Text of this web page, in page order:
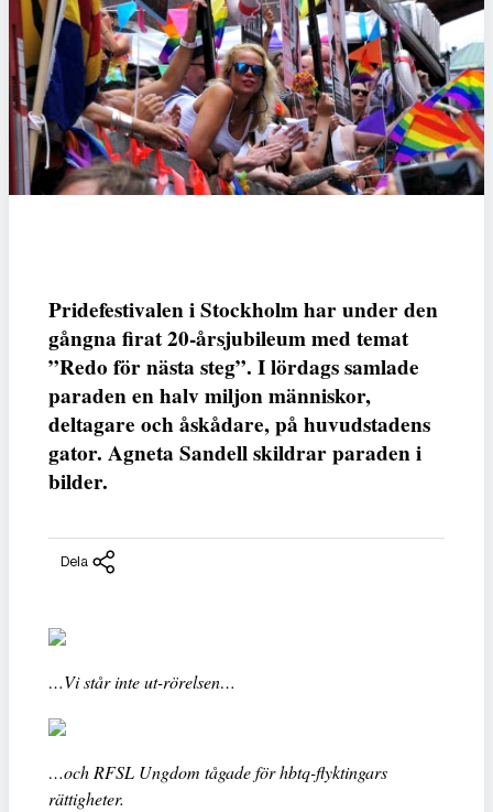
Pridefestivalen i Stockholm har under den
gångna firat 20-årsjubileum med temat
”Redo för nästa steg”. I lördags samlade
paraden en halv miljon människor,
deltagare och åskådare, på huvudstadens
gator. Agneta Sandell skildrar paraden i
bilder.
Dela
…Vi står inte ut-rörelsen…
…och RFSL Ungdom tågade för hbtq-flyktingars
rättigheter.